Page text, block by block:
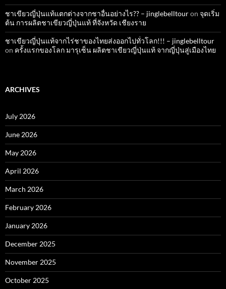
ชาเขียวญี่ปุ่นแท้แตกต่างจากชาอื่นอย่างไร?? – jinglebelltouron จุดเริ่ม
ต้น การผลิตชาเขียวญี่ปุ่นแท้ ที่จังหวัด เชียงราย
ชาเขียวญี่ปุ่นแท้จากไร่ชาของไทยส่งออกไปทั่วโลก!!! – jinglebelltour
on ครั้งแรกของโลก มารุเซ็น ผลิตชาเขียวญี่ปุ่นแท้ จากญี่ปุ่นสู่เมืองไทย
ARCHIVES
July 2026
June 2026
May 2026
April 2026
March 2026
February 2026
January 2026
December 2025
November 2025
October 2025